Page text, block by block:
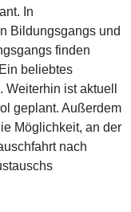
In
Bildungsgangs und
finden
beliebtes
ist aktuell
geplant. Außerdem
Möglichkeit, an der
nach